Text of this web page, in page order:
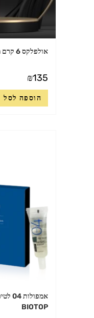
אולפלקס 6 קרם משקם לשיער OLAPLEX
₪135
הוספה לסל
BIOTOP